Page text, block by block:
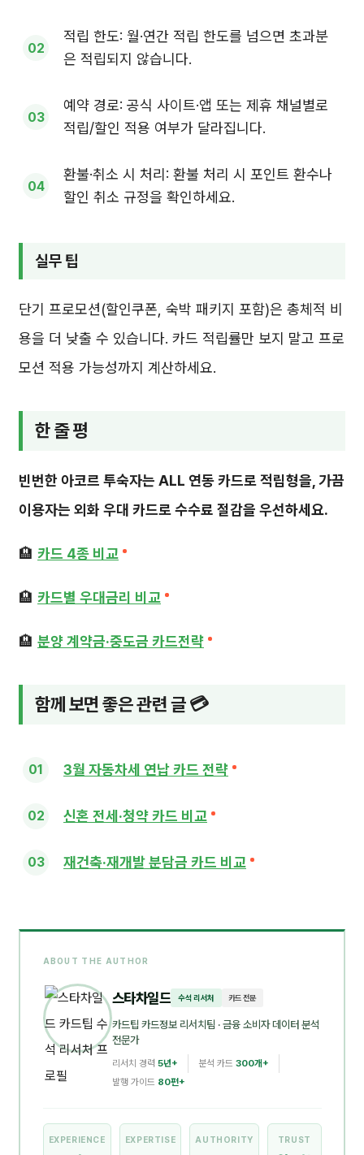
적립 한도: 월·연간 적립 한도를 넘으면 초과분
은 적립되지 않습니다.
예약 경로: 공식 사이트·앱 또는 제휴 채널별로
적립/할인 적용 여부가 달라집니다.
환불·취소 시 처리: 환불 처리 시 포인트 환수나
할인 취소 규정을 확인하세요.
실무 팁
단기 프로모션(할인쿠폰, 숙박 패키지 포함)은 총체적 비
용을 더 낮출 수 있습니다. 카드 적립률만 보지 말고 프로
모션 적용 가능성까지 계산하세요.
한 줄 평
빈번한 아코르 투숙자는 ALL 연동 카드로 적립형을, 가끔
이용자는 외화 우대 카드로 수수료 절감을 우선하세요.
🏨 카드 4종 비교
🏨 카드별 우대금리 비교
🏨 분양 계약금·중도금 카드전략
함께 보면 좋은 관련 글 💳
3월 자동차세 연납 카드 전략
신혼 전세·청약 카드 비교
재건축·재개발 분담금 카드 비교
ABOUT THE AUTHOR
스타차일드 수석 리서처 카드 전문
카드팁 카드정보 리서치팀 · 금융 소비자 데이터 분석
전문가
리서치 경력 5년+ 분석 카드 300개+
발행 가이드 80편+
EXPERIENCE EXPERTISE AUTHORITY TRUST